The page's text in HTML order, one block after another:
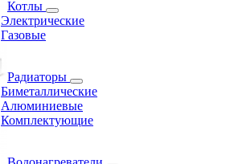
Котлы
Электрические
Газовые
Радиаторы
Биметаллические
Алюминиевые
Комплектующие